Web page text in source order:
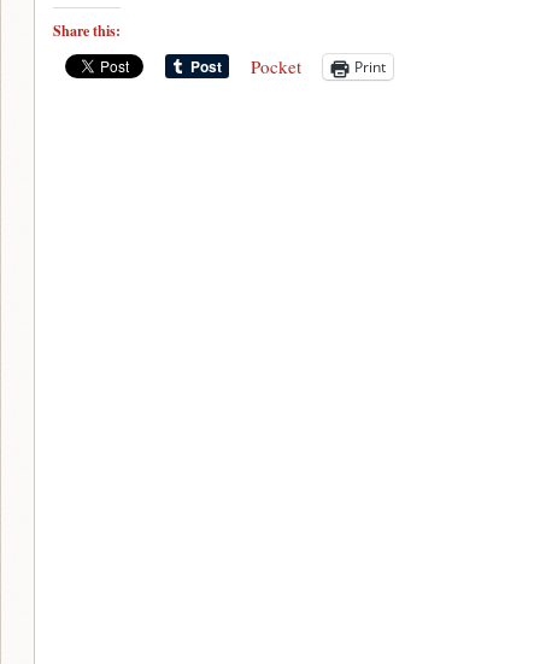
Share this:
Pocket Print